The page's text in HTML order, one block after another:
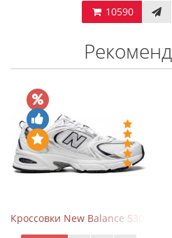
10590
Кроссовки New Balance 530